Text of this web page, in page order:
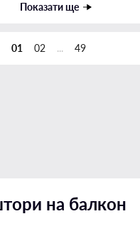
01 02 ... 49
Показати ще
на балкон